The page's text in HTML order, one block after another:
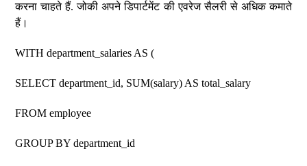
करना चाहते हैं. जोकी अपने डिपार्टमेंट की एवरेज सैलरी से अधिक कमाते
हैं।
WITH department_salaries AS (
SELECT department_id, SUM(salary) AS total_salary
FROM employee
GROUP BY department_id